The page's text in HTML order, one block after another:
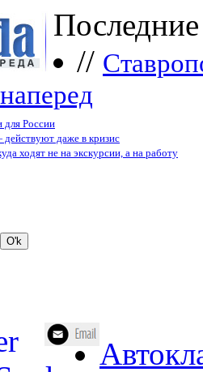
//
для России
даже в кризис
ходят не на экскурсии, а на работу